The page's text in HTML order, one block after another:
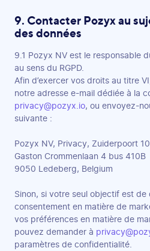
9. Contacter Pozyx au
des données
9.1 Pozyx NV est le responsable
au sens du RGPD.
Afin d’exercer vos droits au titre
notre adresse e-mail dédiée à la
privacy@pozyx.io, ou envoyez-
suivante :
Pozyx NV, Privacy, Zuiderpoort
Gaston Crommenlaan 4 bus 410B
9050 Ledeberg, Belgium
Sinon, si votre seul objectif est
consentement en matière de
vos préférences en matière de
pouvez demander à
paramètres de confidentialité.